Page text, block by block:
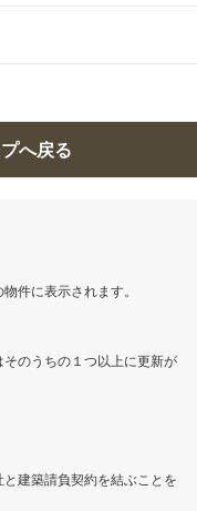
へ戻る
件に表示されます。
のうちの１つ以上に更新が
建築請負契約を結ぶことを